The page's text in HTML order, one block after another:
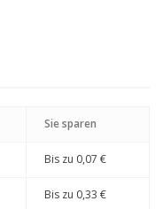
Sie sparen
Bis zu 0,07 €
Bis zu 0,33 €